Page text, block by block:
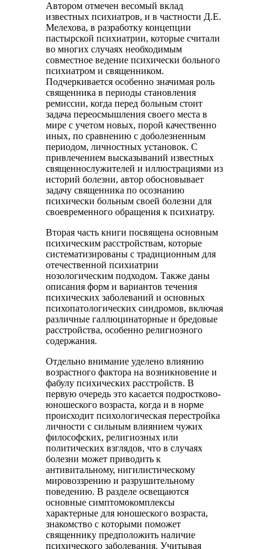
Автором отмечен весомый вклад
известных психиатров, и в частности Д.Е.
Мелехова, в разработку концепции
пастырской психиатрии, которые считали
во многих случаях необходимым
совместное ведение психически больного
психиатром и священником.
Подчеркивается особенно значимая роль
священника в периоды становления
ремиссии, когда перед больным стоит
задача переосмышления своего места в
мире с учетом новых, порой качественно
иных, по сравнению с доболезненным
периодом, личностных установок. С
привлечением высказываний известных
священнослужителей и иллюстрациями из
историй болезни, автор обосновывает
задачу священника по осознанию
психически больным своей болезни для
своевременного обращения к психиатру.
Вторая часть книги посвящена основным
психическим расстройствам, которые
систематизированы с традиционным для
отечественной психиатрии
нозологическим подходом. Также даны
описания форм и вариантов течения
психических заболеваний и основных
психопатологических синдромов, включая
различные галлюцинаторные и бредовые
расстройства, особенно религиозного
содержания.
Отдельно внимание уделено влиянию
возрастного фактора на возникновение и
фабулу психических расстройств. В
первую очередь это касается подростково-
юношеского возраста, когда и в норме
происходит психологическая перестройка
личности с сильным влиянием чужих
философских, религиозных или
политических взглядов, что в случаях
болезни может приводить к
антивитальному, нигилистическому
мировоззрению и разрушительному
поведению. В разделе освещаются
основные симптомокомплексы
характерные для юношеского возраста,
знакомство с которыми поможет
священнику предположить наличие
психического заболевания. Учитывая